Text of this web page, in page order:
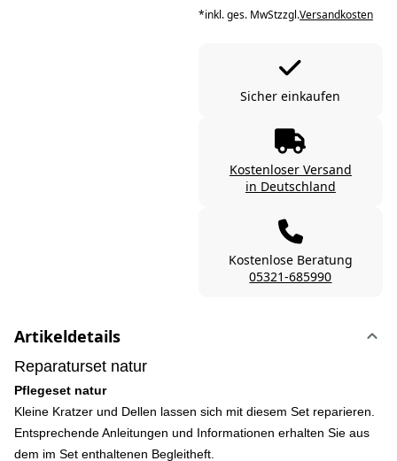
*inkl. ges. MwStzzgl.Versandkosten
Sicher einkaufen
Kostenloser Versand
in Deutschland
Kostenlose Beratung
05321-685990
Artikeldetails
Reparaturset natur
Pflegeset natur
Kleine Kratzer und Dellen lassen sich mit diesem Set reparieren.
Entsprechende Anleitungen und Informationen erhalten Sie aus
dem im Set enthaltenen Begleitheft.